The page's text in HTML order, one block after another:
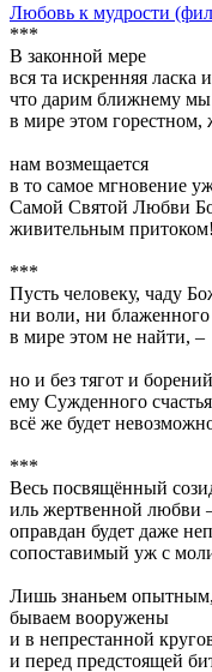
Любовь к мудрости
***
В законной мере
вся та искренняя ласка
что дарим ближнему мы
в мире этом горестном,
нам возмещается
в то самое мгновение
Самой Святой Любви
живительным притоком!
***
Пусть человеку, чаду
ни воли, ни блаженного
в мире этом не найти, –
но и без тягот и борений
ему Сужденного счастья
всё же будет
***
Весь посвящённый
иль жертвенной любви
оправдан будет даже
сопоставимый уж с
Лишь знаньем
бываем вооружены
и в непрестанной
и перед предстоящей